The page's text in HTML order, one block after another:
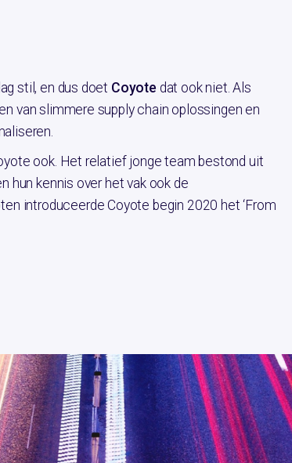
stil, en dus doet Coyote dat ook niet. Als
van slimmere supply chain oplossingen en
ook. Het relatief jonge team bestond uit
hun kennis over het vak ook de
introduceerde Coyote begin 2020 het ‘From